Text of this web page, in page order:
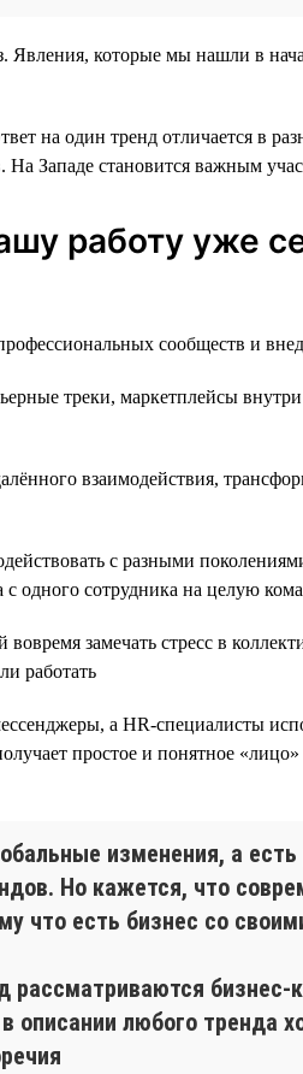
Явления, которые мы нашли в
на один тренд отличается в
Западе становится важным
работу уже
сообществ и
треки, маркетплейсы
взаимодействия,
с разными
сотрудника на целую
вовремя замечать стресс в
работать
а HR-специалисты
простое и понятное
изменения, а
Но кажется, что
что есть бизнес со
рассматриваются
описании любого